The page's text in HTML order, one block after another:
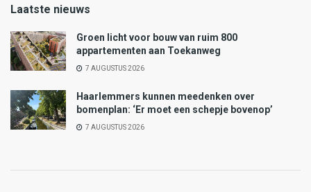
Laatste nieuws
Groen licht voor bouw van ruim 800
appartementen aan Toekanweg
7 AUGUSTUS 2026
Haarlemmers kunnen meedenken over
bomenplan: ‘Er moet een schepje bovenop’
7 AUGUSTUS 2026